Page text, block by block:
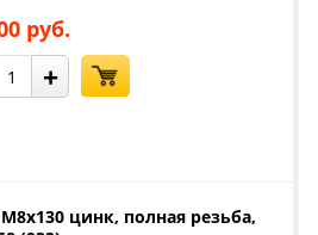
руб.
+
цинк, полная резьба,